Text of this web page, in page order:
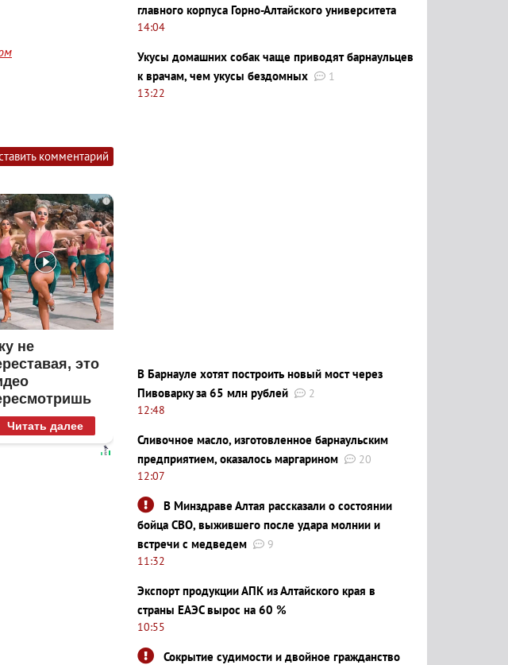
комментарий
i
не
это
раз
Читать далее
главного корпуса Горно-Алтайского университета
14:04
Укусы домашних собак чаще приводят барнаульцев
к врачам, чем укусы бездомных
1
13:22
В Барнауле хотят построить новый мост через
Пивоварку за 65 млн рублей
2
12:48
Сливочное масло, изготовленное барнаульским
предприятием, оказалось маргарином
20
12:07
В Минздраве Алтая рассказали о состоянии
бойца СВО, выжившего после удара молнии и
встречи с медведем
9
11:32
Экспорт продукции АПК из Алтайского края в
страны ЕАЭС вырос на 60 %
10:55
Сокрытие судимости и двойное гражданство